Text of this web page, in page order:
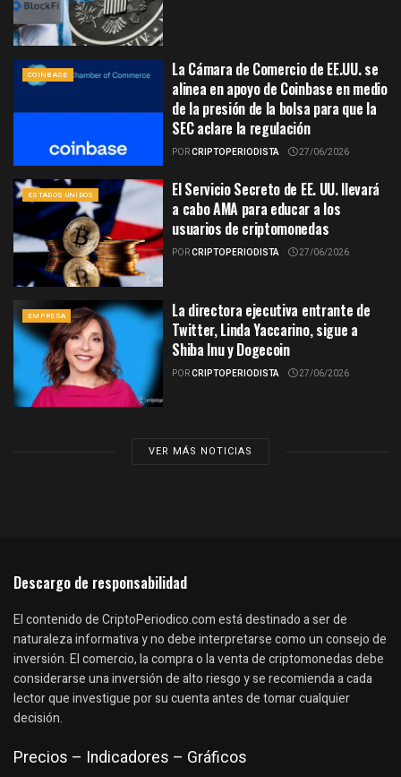
COINBASE
La Cámara de Comercio de EE.UU. se
alinea en apoyo de Coinbase en medio
de la presión de la bolsa para que la
SEC aclare la regulación
PORCRIPTOPERIODISTA 27/06/2026
ESTADOS UNIDOS
El Servicio Secreto de EE. UU. llevará
a cabo AMA para educar a los
usuarios de criptomonedas
PORCRIPTOPERIODISTA 27/06/2026
EMPRESA
La directora ejecutiva entrante de
Twitter, Linda Yaccarino, sigue a
Shiba Inu y Dogecoin
PORCRIPTOPERIODISTA 27/06/2026
VER MÁS NOTICIAS
Descargo de responsabilidad
El contenido de CriptoPeriodico.com está destinado a ser de
naturaleza informativa y no debe interpretarse como un consejo de
inversión. El comercio, la compra o la venta de criptomonedas debe
considerarse una inversión de alto riesgo y se recomienda a cada
lector que investigue por su cuenta antes de tomar cualquier
decisión.
Precios – Indicadores – Gráficos